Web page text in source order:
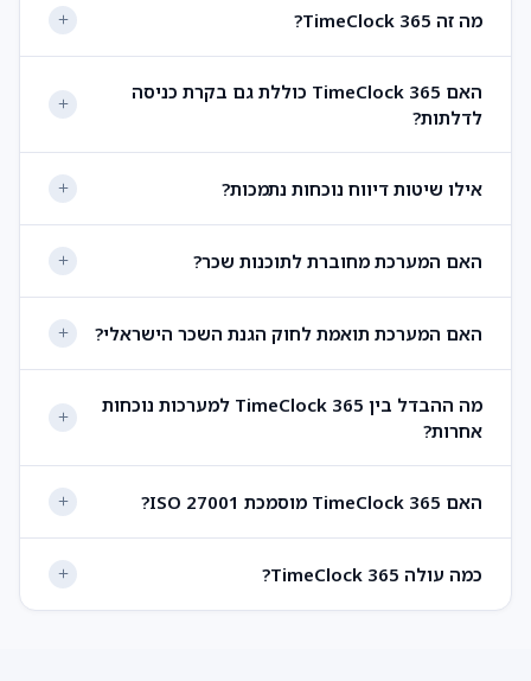
מה זה TimeClock 365?
האם TimeClock 365 כוללת גם בקרת כניסה
לדלתות?
אילו שיטות דיווח נוכחות נתמכות?
האם המערכת מחוברת לתוכנות שכר?
האם המערכת תואמת לחוק הגנת השכר הישראלי?
מה ההבדל בין TimeClock 365 למערכות נוכחות
אחרות?
האם TimeClock 365 מוסמכת ISO 27001?
כמה עולה TimeClock 365?